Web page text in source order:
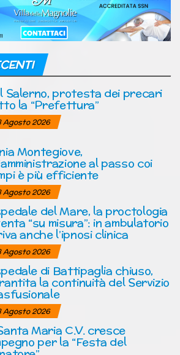
Salerno, protesta dei precari
la “Prefettura”
Agosto 2026
Montegiove,
al passo coi
è più efficiente
Agosto 2026
del Mare, la proctologia
“su misura”: in ambulatorio
anche l’ipnosi clinica
Agosto 2026
di Battipaglia chiuso,
la continuità del Servizio
Agosto 2026
Maria C.V. cresce
per la “Festa del